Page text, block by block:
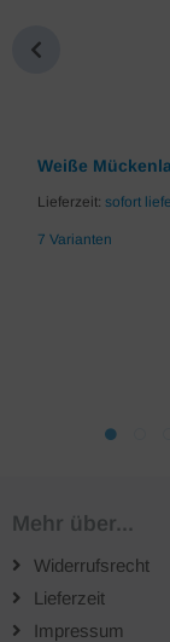
Weiße
Lieferzeit: sofort
7 Varianten
Mehr über...
Widerrufsrecht
Lieferzeit
Impressum